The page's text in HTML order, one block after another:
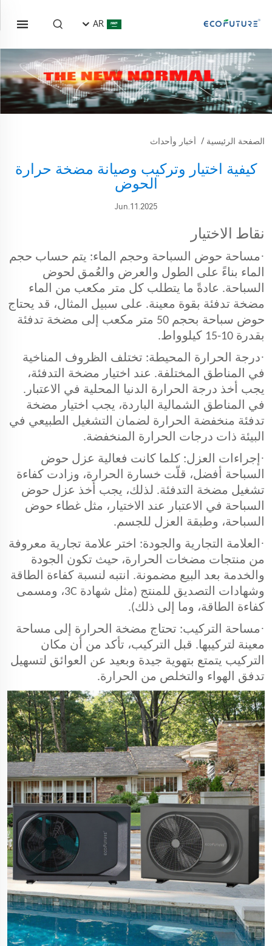
AR
الصفحة الرئيسية / أخبار وأحداث
كيفية اختيار وتركيب وصيانة مضخة حرارة
الحوض
Jun.11.2025
نقاط الاختيار
· مساحة حوض السباحة وحجم الماء: يتم حساب حجم
الماء بناءً على الطول والعرض والعُمق لحوض
السباحة. عادةً ما يتطلب كل متر مكعب من الماء
مضخة تدفئة بقوة معينة. على سبيل المثال، قد يحتاج
حوض سباحة بحجم 50 متر مكعب إلى مضخة تدفئة
بقدرة 10-15 كيلوواط.
·درجة الحرارة المحيطة: تختلف الظروف المناخية
في المناطق المختلفة. عند اختيار مضخة التدفئة،
يجب أخذ درجة الحرارة الدنيا المحلية في الاعتبار.
في المناطق الشمالية الباردة، يجب اختيار مضخة
تدفئة منخفضة الحرارة لضمان التشغيل الطبيعي في
البيئة ذات درجات الحرارة المنخفضة.
· إجراءات العزل: كلما كانت فعالية عزل حوض
السباحة أفضل، قلّت خسارة الحرارة، وزادت كفاءة
تشغيل مضخة التدفئة. لذلك، يجب أخذ عزل حوض
السباحة في الاعتبار عند الاختيار، مثل غطاء حوض
السباحة، وطبقة العزل للجسم.
· العلامة التجارية والجودة: اختر علامة تجارية معروفة
من منتجات مضخات الحرارة، حيث تكون الجودة
والخدمة بعد البيع مضمونة. انتبه لنسبة كفاءة الطاقة
وشهادات التصديق للمنتج (مثل شهادة 3C، ومسمى
كفاءة الطاقة، وما إلى ذلك).
· مساحة التركيب: تحتاج مضخة الحرارة إلى مساحة
معينة لتركيبها. قبل التركيب، تأكد من أن مكان
التركيب يتمتع بتهوية جيدة وبعيد عن العوائق لتسهيل
تدفق الهواء والتخلص من الحرارة.